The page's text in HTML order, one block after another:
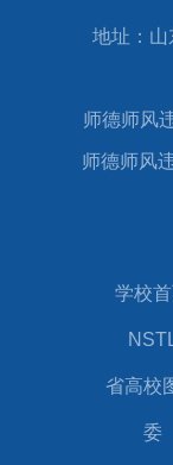
地址：
师德师风
师德师风
学校
省高校
委